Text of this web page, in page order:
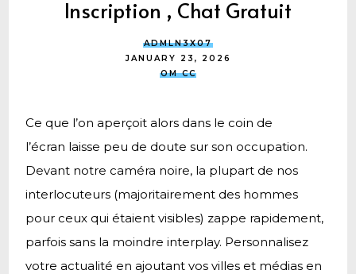
Inscription , Chat Gratuit
ADMLN3X07
JANUARY 23, 2026
OM CC
Ce que l’on aperçoit alors dans le coin de
l’écran laisse peu de doute sur son occupation.
Devant notre caméra noire, la plupart de nos
interlocuteurs (majoritairement des hommes
pour ceux qui étaient visibles) zappe rapidement,
parfois sans la moindre interplay. Personnalisez
votre actualité en ajoutant vos villes et médias en